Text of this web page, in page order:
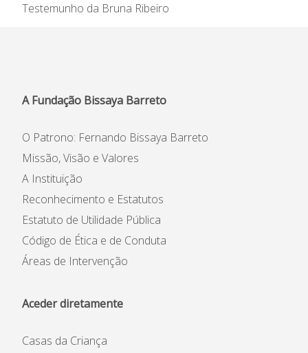
Testemunho da Bruna Ribeiro
A Fundação Bissaya Barreto
O Patrono: Fernando Bissaya Barreto
Missão, Visão e Valores
A Instituição
Reconhecimento e Estatutos
Estatuto de Utilidade Pública
Código de Ética e de Conduta
Áreas de Intervenção
Aceder diretamente
Casas da Criança